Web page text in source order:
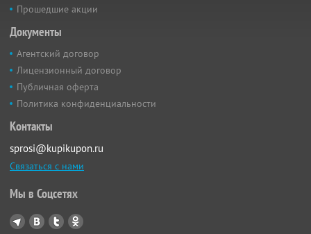
Прошедшие акции
Документы
Агентский договор
Лицензионный договор
Публичная оферта
Политика конфиденциальности
Контакты
sprosi@kupikupon.ru
Связаться с нами
Мы в Соцсетях